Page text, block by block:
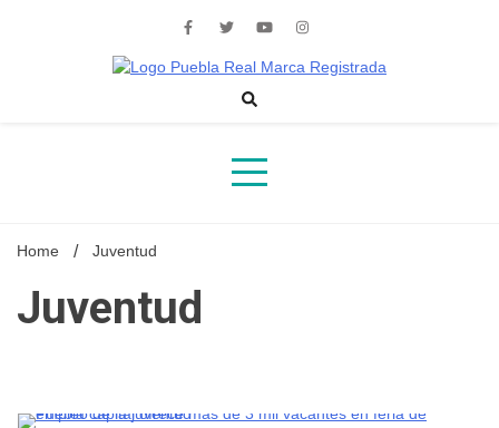
Noticias de actualidad de Puebla, México y el mundo
Home Juventud
Juventud